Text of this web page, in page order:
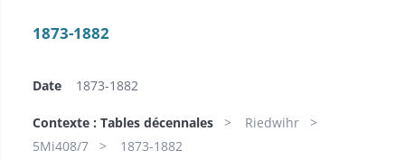
1873-1882
Date 1873-1882
Contexte : Tables décennales
Riedwihr
5Mi408/7
1873-1882